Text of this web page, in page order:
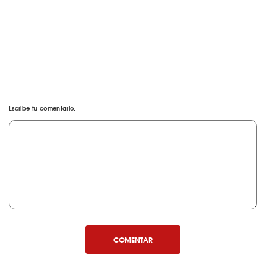
Escribe tu comentario:
COMENTAR